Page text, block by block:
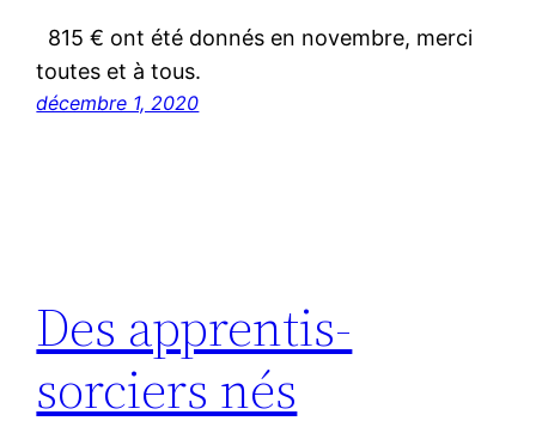
815 € ont été donnés en novembre, merci
toutes et à tous.
décembre 1, 2020
Des apprentis-
sorciers nés